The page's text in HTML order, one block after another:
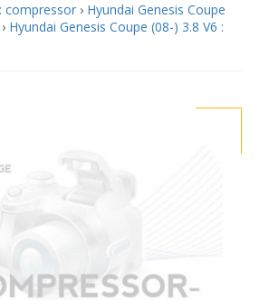
compressor › Hyundai Genesis Coupe
› Hyundai Genesis Coupe (08-) 3.8 V6 :